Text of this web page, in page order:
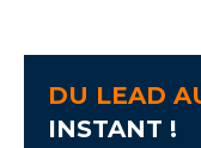
DU LEAD
INSTANT !